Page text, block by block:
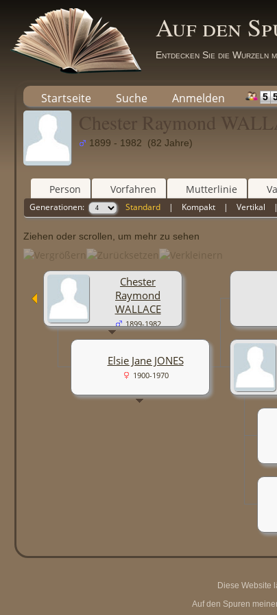
Auf den
Entdecken Sie die Wurzeln
Startseite Suche Anmelden 5
Chester Raymond
1899 - 1982 (82 Jahre)
Person Vorfahren Mutterlinie
Generationen: Standard | Kompakt |Vertikal
Ziehen oder scrollen, um mehr zu sehen
Chester
Raymond
WALLACE
1899-1982
Elsie Jane JONES
1900-1970
Diese Website
Auf den Spuren